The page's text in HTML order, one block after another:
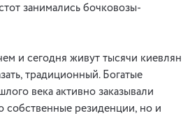
занимались бочковозы-
и сегодня живут тысячи киевлян
традиционный. Богатые
века активно заказывали
собственные резиденции, но и